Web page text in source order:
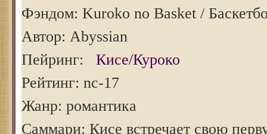
Фэндом: Kuroko no Basket /
Автор: Abyssian
Пейринг: Кисе/Куроко
Рейтинг: nс-17
Жанр: романтика
Саммари: Кисе встречает свою